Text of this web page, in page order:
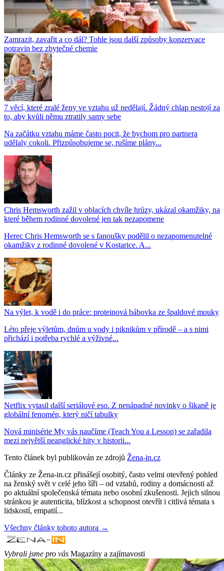
Zamrazit, zavařit a co dál? Tohle jsou další způsoby konzervace
potravin bez zbytečné chemie
7 věcí, které zralé ženy ve vztahu už nedělají. Žádný chlap nestojí za
to, aby kvůli němu ztratily samy sebe
Na začátku vztahu máme často pocit, že bychom pro partnera
udělaly cokoli. Přizpůsobujeme se, rušíme plány...
Chris Hemsworth zažil v oblacích chvíle hrůzy, ukázal okamžiky, na
které během rodinné dovolené jen tak nezapomene
Herec Chris Hemsworth se s fanoušky podělil o nezapomenutelné
okamžiky z rodinné dovolené v Kostarice. A...
Na výlet, k vodě i do práce: proteinová bábovka ze špaldové mouky
Léto přeje výletům, dnům u vody i piknikům v přírodě – a s nimi
přichází i potřeba rychlé a výživné...
Netflix vytasil další seriálové eso. Z nenápadné novinky o šikaně je
globální fenomén, který ničí tabulky
Nová minisérie My vás naučíme (Teach You a Lesson) se zařadila
mezi největší neanglické hity v historii...
Tento článek byl publikován ze zdrojů Žena-in.cz
Články ze Žena-in.cz přinášejí osobitý, často velmi otevřený pohled
na ženský svět v celé jeho šíři – od vztahů, rodiny a domácnosti až
po aktuální společenská témata nebo osobní zkušenosti. Jejich silnou
stránkou je autenticita, blízkost a schopnost otevřít i citlivá témata s
lidskostí, empatií...
Všechny články tohoto autora →
Vybrali jsme pro vás Magazíny a zajímavosti